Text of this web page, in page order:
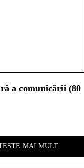
a comunicării (80
MAI MULT